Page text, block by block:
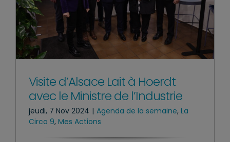
Visite d’Alsace Lait à Hoerdt
avec le Ministre de l’Industrie
jeudi, 7 Nov 2024 | Agenda de la semaine, La
Circo 9, Mes Actions